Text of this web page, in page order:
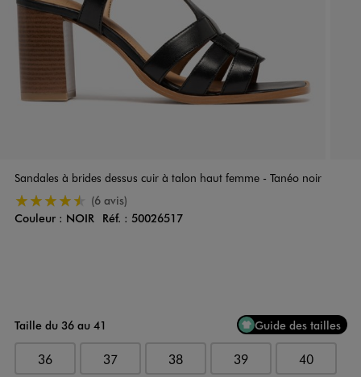
Sandales à brides dessus cuir à talon haut femme - Tanéo noir
4.5/5 de moyenne
(6 avis)
Couleur
Couleur : NOIR Réf. : 50026517
Taille du 36 au 41 Guide des tailles
36 37 38 39 40